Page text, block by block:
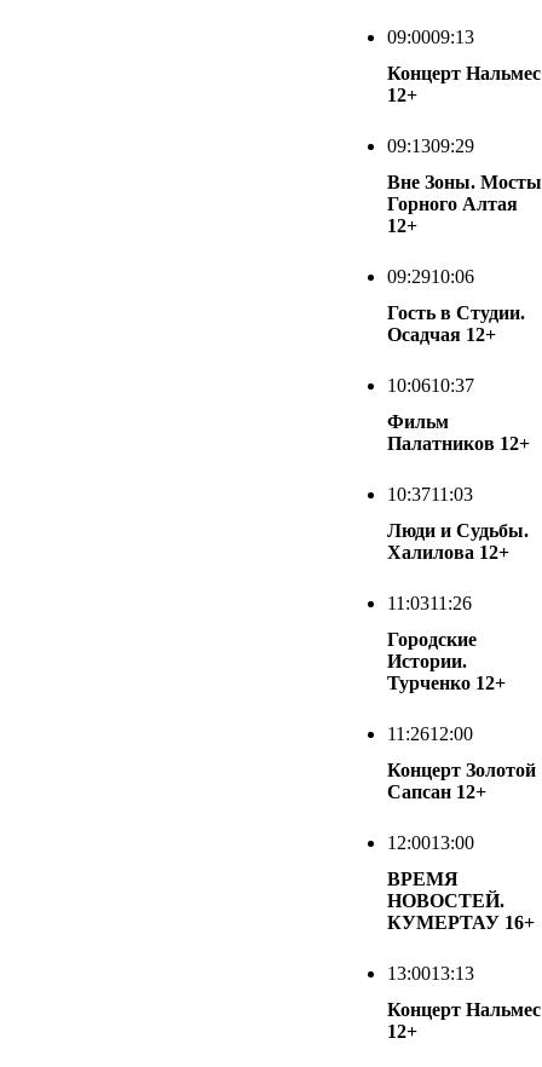
09:0009:13
Концерт Нальмес
12+
09:1309:29
Вне Зоны. Мосты
Горного Алтая
12+
09:2910:06
Гость в Студии.
Осадчая 12+
10:0610:37
Фильм
Палатников 12+
10:3711:03
Люди и Судьбы.
Халилова 12+
11:0311:26
Городские
Истории.
Турченко 12+
11:2612:00
Концерт Золотой
Сапсан 12+
12:0013:00
ВРЕМЯ
НОВОСТЕЙ.
КУМЕРТАУ 16+
13:0013:13
Концерт Нальмес
12+